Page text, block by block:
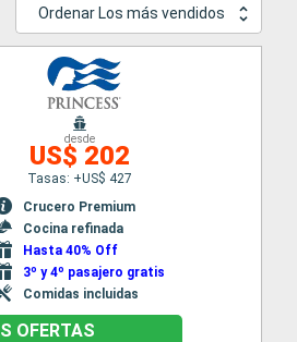
Ordenar Los más vendidos
desde
US$ 202
Tasas: +US$ 427
Crucero Premium
Cocina refinada
Hasta 40% Off
3º y 4º pasajero gratis
Comidas incluidas
OFERTAS